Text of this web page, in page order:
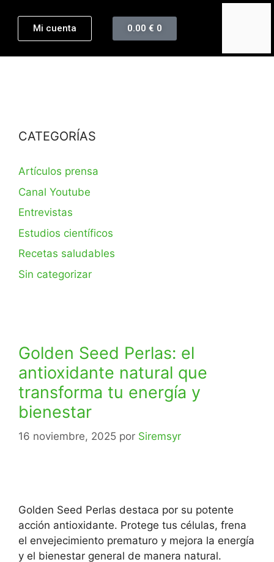
Mi cuenta 0.00€ 0
Golden Seed Perlas: el
antioxidante natural que
transforma tu energía y
bienestar
16 noviembre, 2025 por Siremsyr
Golden Seed Perlas destaca por su potente
acción antioxidante. Protege tus células, frena
el envejecimiento prematuro y mejora la energía
y el bienestar general de manera natural.
CATEGORÍAS
Artículos prensa
Canal Youtube
Entrevistas
Estudios científicos
Recetas saludables
Sin categorizar